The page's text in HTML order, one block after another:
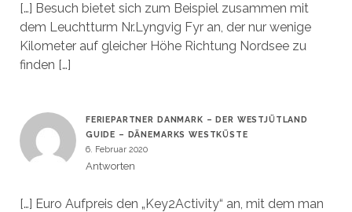
[…] Besuch bietet sich zum Beispiel zusammen mit
dem Leuchtturm Nr.Lyngvig Fyr an, der nur wenige
Kilometer auf gleicher Höhe Richtung Nordsee zu
finden […]
FERIEPARTNER DANMARK – DER WESTJÜTLAND
GUIDE – DÄNEMARKS WESTKÜSTE
6. Februar 2020
Antworten
[…] Euro Aufpreis den „Key2Activity“ an, mit dem man